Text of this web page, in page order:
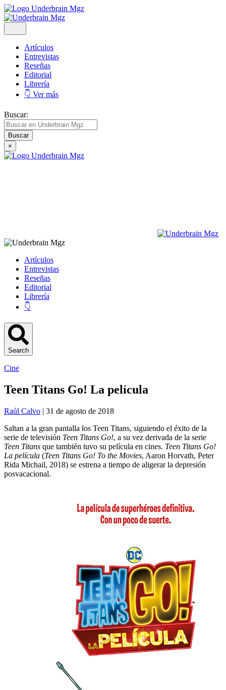
Artículos
Entrevistas
Reseñas
Editorial
Librería
👇 Ver más
Buscar:
×
Artículos
Entrevistas
Reseñas
Editorial
Librería
👇
Search
Cine
Teen Titans Go! La película
Raúl Calvo | 31 de agosto de 2018
Saltan a la gran pantalla los Teen Titans, siguiendo el éxito de la
serie de televisión Teen Titans Go!, a su vez derivada de la serie
Teen Titans que también tuvo su película en cines. Teen Titans Go!
La película (Teen Titans Go! To the Movies, Aaron Horvath, Peter
Rida Michail, 2018) se estrena a tiempo de aligerar la depresión
posvacacional.